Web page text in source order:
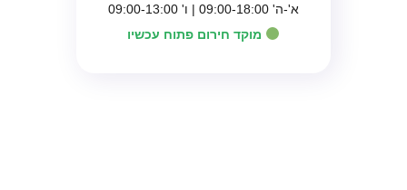
א'-ה' 09:00-18:00 | ו' 09:00-13:00
מוקד חירום פתוח עכשיו